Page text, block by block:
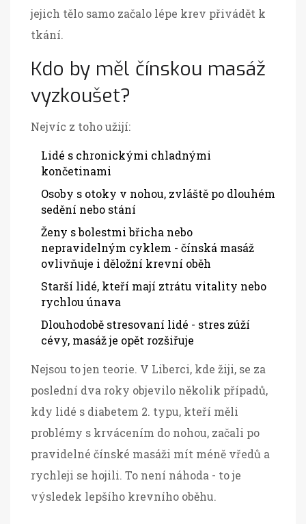
jejich tělo samo začalo lépe krev přivádět k
tkání.
Kdo by měl čínskou masáž
vyzkoušet?
Nejvíc z toho užijí:
Lidé s chronickými chladnými
končetinami
Osoby s otoky v nohou, zvláště po dlouhém
sedění nebo stání
Ženy s bolestmi břicha nebo
nepravidelným cyklem - čínská masáž
ovlivňuje i děložní krevní oběh
Starší lidé, kteří mají ztrátu vitality nebo
rychlou únava
Dlouhodobě stresovaní lidé - stres zúží
cévy, masáž je opět rozšiřuje
Nejsou to jen teorie. V Liberci, kde žiji, se za
poslední dva roky objevilo několik případů,
kdy lidé s diabetem 2. typu, kteří měli
problémy s krvácením do nohou, začali po
pravidelné čínské masáži mít méně vředů a
rychleji se hojili. To není náhoda - to je
výsledek lepšího krevního oběhu.